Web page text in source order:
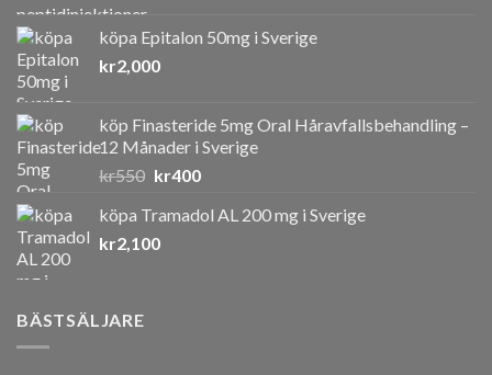
köpa Epitalon 50mg i Sverige
kr2,000
köp Finasteride 5mg Oral Håravfallsbehandling –
12 Månader i Sverige
kr550 Det
priset
var:
kr400Det
priset
köpa Tramadol AL 200 mg i Sverige
kr2,100
BÄSTSÄLJARE